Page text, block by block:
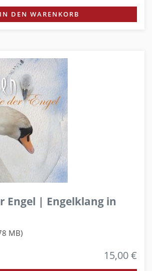
IN DEN WARENKORB
Engel | Engelklang in
MB)
15,00 €